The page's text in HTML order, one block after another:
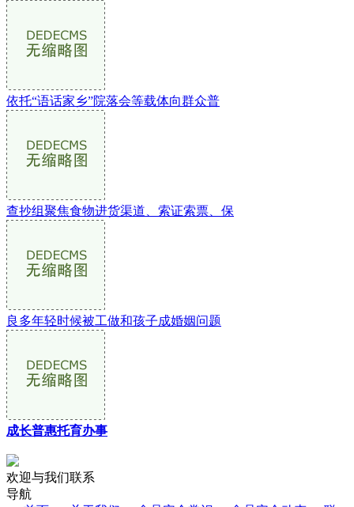
依托“语话家乡”院落会等载体向群众普
查抄组聚焦食物进货渠道、索证索票、保
良多年轻时候被工做和孩子成婚姻问题
成长普惠托育办事
欢迎与我们联系
导航